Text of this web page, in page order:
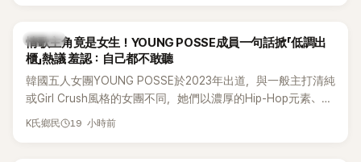
K-POP
情歌主角竟是女生！YOUNG POSSE成員一句話掀「低調出
櫃」熱議 羞認：自己都不敢聽
韓國五人女團YOUNG POSSE於2023年出道，與一般主打清純
或Girl Crush風格的女團不同，她們以濃厚的Hip-Hop元素、自
創Rap及成員親自參與創作為特色，MV也融入美式街頭、塗
K氏鄉民 19 小時前